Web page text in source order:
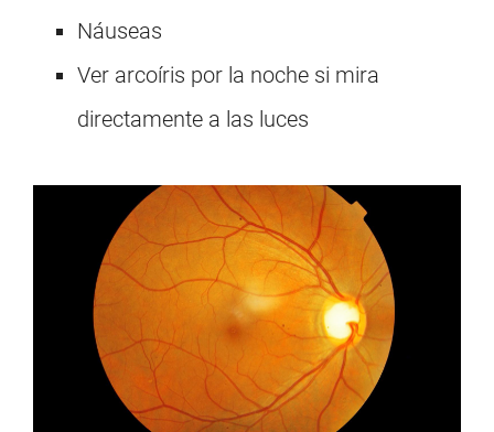
Náuseas
Ver arcoíris por la noche si mira
directamente a las luces